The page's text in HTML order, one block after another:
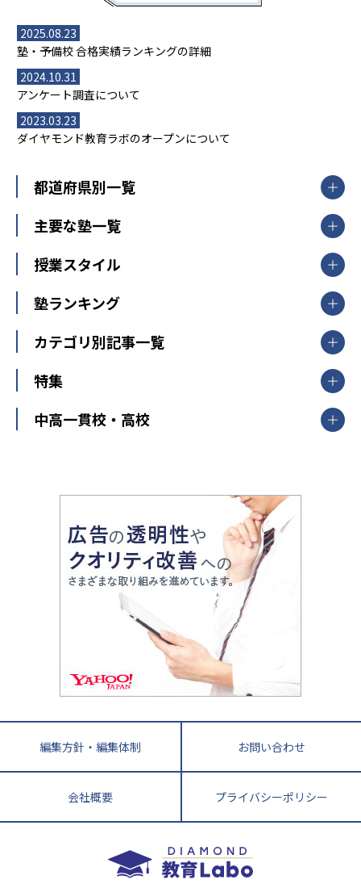
2025.08.23
塾・予備校 合格実績ランキングの詳細
2024.10.31
アンケート調査について
2023.03.23
ダイヤモンド教育ラボのオープンについて
都道府県別一覧
北海道・東北
山形県
福島県
関東
東京都
神奈川県
茨城県
栃木県
群馬県
新潟県
中部
愛知県
静岡県
長野県
大阪府
兵庫県 京都府 奈良県
和歌山県
鳥取県
島根県 岡山県 広島県
香川県
高知県
長崎県 熊本県
鹿児島県 沖縄県
主要な塾一覧
【掲載塾一覧を見る】
東京個別指導学院
明光義塾
個別教室のトライ
武田塾
授業スタイル
個別指導
オンライン指導
塾ランキング
中学受験ランキング
カテゴリ別記事一覧
中学受験
大学受験
教育全般
大学受験塾の選び方
中学受験に熱心な市区町村ランキング
小学校受験
家庭教師
特集
開成番長直伝！子どもの受験を成功させる方法
運動と遊びを考える
情報Ⅰ、数学が苦手な人注目！最短距離の学力
アップ法
悩み多き「大学受験」相談室
英語・英会話・英検対策
小学校教師が解説！中学受験のリアル
教育ジャーナリストが徹底解説！ 大学受験の羅
中高一貫校・高校
大学入試改革
ママテクエグザム
進化する中高一貫校・高校
編集方針・編集体制 お問い合わせ
会社概要 プライバシーポリシー